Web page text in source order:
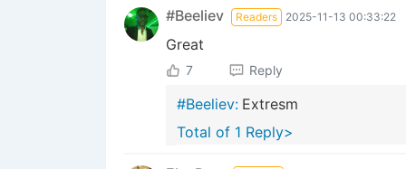
#Beeliev Readers 2025-11-13 00:33:22
Great
7 Reply
#Beeliev: Extresm
Total of 1 Reply>